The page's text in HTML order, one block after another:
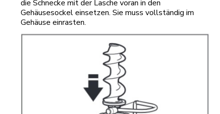
die Schnecke mit der Lasche voran in den
Gehäusesockel einsetzen. Sie muss vollständig im
Gehäuse einrasten.